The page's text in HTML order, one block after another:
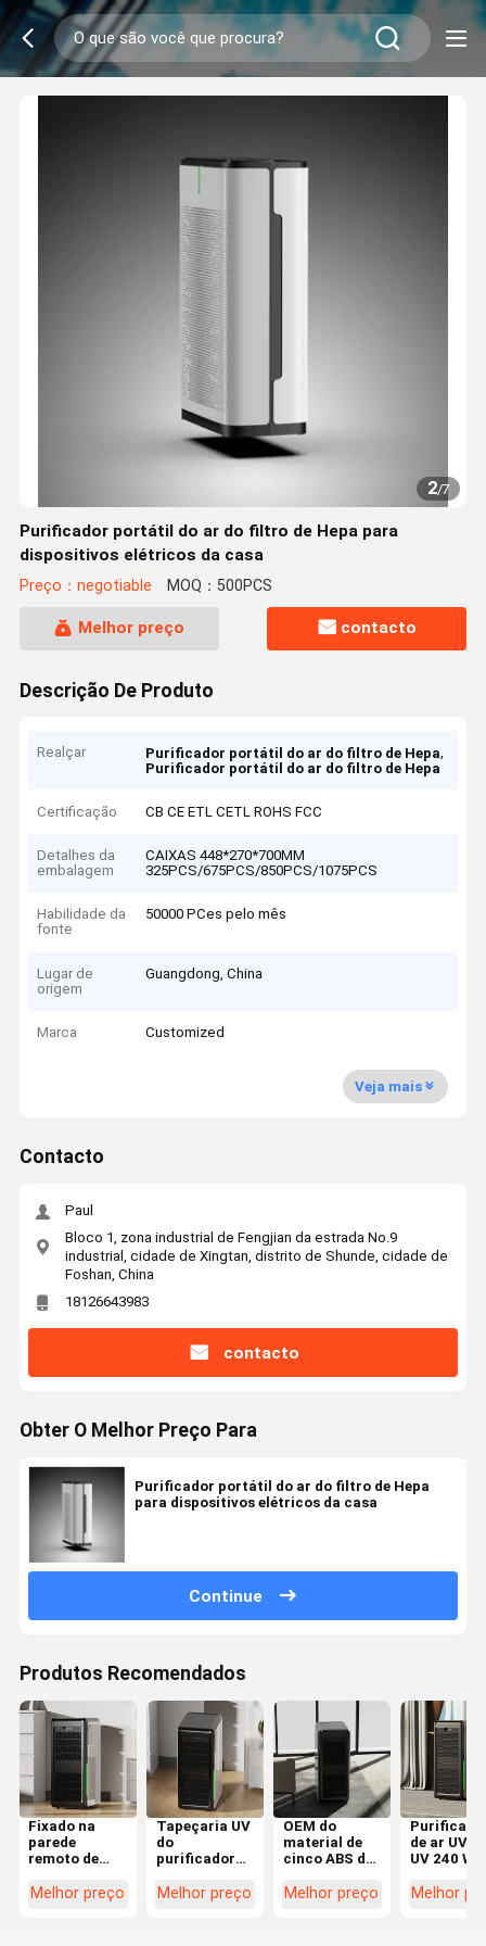
2/7
Purificador portátil do ar do filtro de Hepa para
dispositivos elétricos da casa
Preço：negotiable MOQ：500PCS
Melhor preço contacto
Descrição De Produto
Realçar Purificador portátil do ar do filtro de Hepa,
Purificador portátil do ar do filtro de Hepa
Certificação CB CE ETL CETL ROHS FCC
Detalhes da
embalagem
CAIXAS 448*270*700MM
325PCS/675PCS/850PCS/1075PCS
Habilidade da
fonte
50000 PCes pelo mês
Lugar de
origem
Guangdong, China
Marca Customized
Veja mais
Contacto
Paul
Bloco 1, zona industrial de Fengjian da estrada No.9
industrial, cidade de Xingtan, distrito de Shunde, cidade de
Foshan, China
18126643983
contacto
Obter O Melhor Preço Para
Purificador portátil do ar do filtro de Hepa
para dispositivos elétricos da casa
Continue
Produtos Recomendados
Fixado na
parede
remoto de
purificador
Melhor preço
Tapeçaria UV
do
purificador
ar de Hepa da
Melhor preço
OEM do
material de
cinco ABS do
do ar de luzes
Melhor preço
de ar UV
UV 240 W
pendurar
Melhor